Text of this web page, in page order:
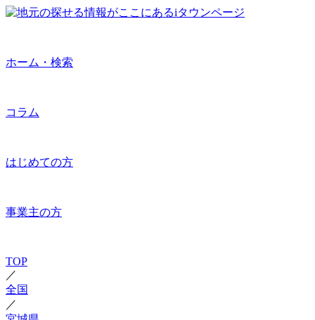
ホーム・検索
コラム
はじめての方
事業主の方
TOP
／
全国
／